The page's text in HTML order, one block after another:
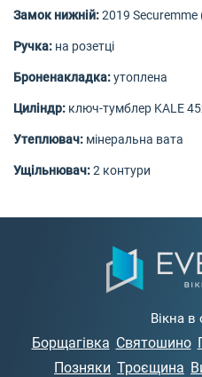
Замок нижній:2019 Securemme
Ручка: на розетці
Броненакладка:утоплена
Циліндр: ключ-тумблер KALE
Утеплювач: мінеральна вата
Ущільнювач:2 контури
Вікна в
Борщагівка Святошино
Позняки Троєщина